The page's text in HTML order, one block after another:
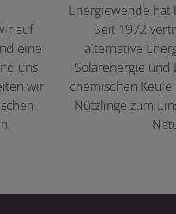
auf
eine
uns
wir
Energiewende hat
Seit 1972
alternative
Solarenergie und
chemischen
Nützlinge zum